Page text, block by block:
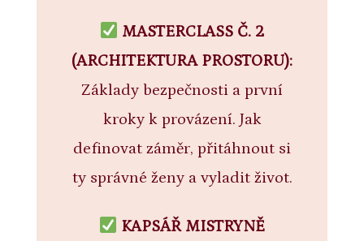
MASTERCLASS Č. 2
(ARCHITEKTURA PROSTORU):
Základy bezpečnosti a první
kroky k provázení. Jak
definovat záměr, přitáhnout si
ty správné ženy a vyladit život.
KAPSÁŘ MISTRYNĚ